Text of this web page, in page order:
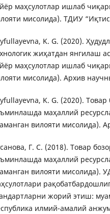
маҳсулотлар ишлаб
мисолида). ТДИУ
K. G. (2020).
жиҳатдан янгилаш
маҳсулотлар ишлаб
мисолида). Архив
K. G. (2020).
маҳаллий
вилояти мисолидa).
Г. С. (2018). Товар
маҳаллий
вилояти мисолидa).
жорий этиш:
илмий-амалий